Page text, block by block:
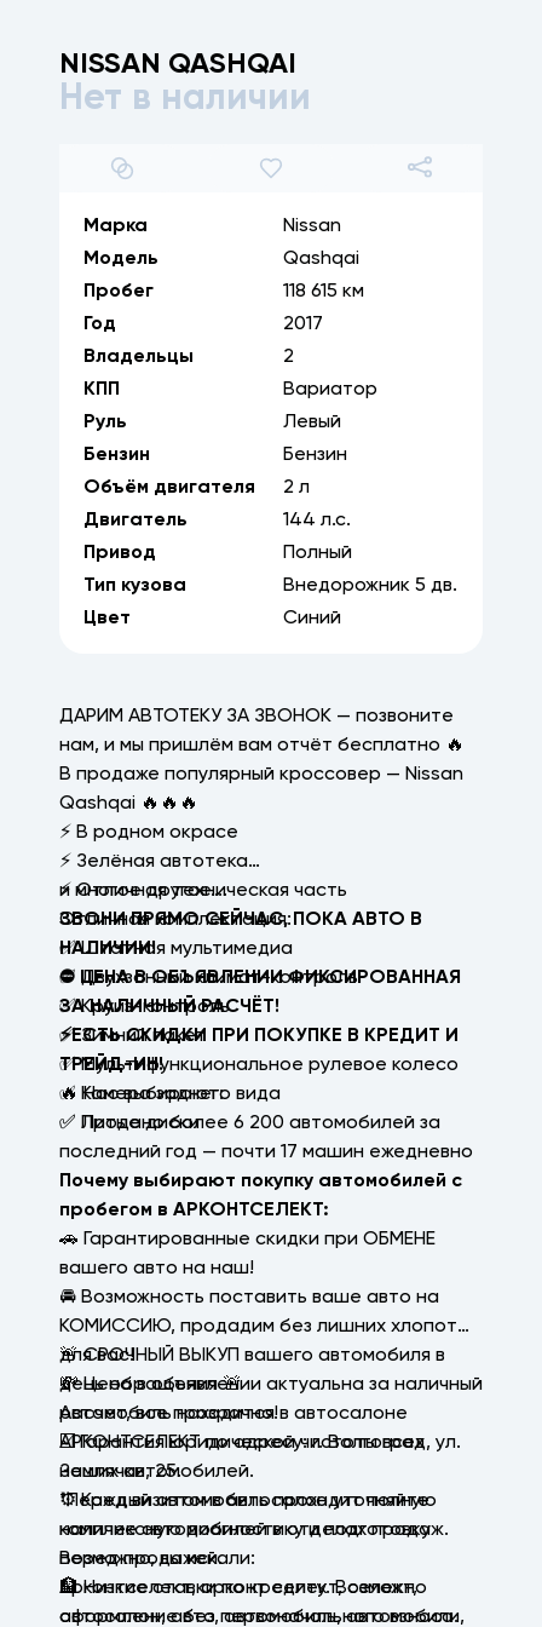
NISSAN QASHQAI
Нет в наличии
1/ 36
Марка
Nissan
Модель
Qashqai
Пробег
118 615 км
Год
2017
Владельцы
2
КПП
Вариатор
Руль
Левый
Бензин
Бензин
Объём двигателя
2 л
Двигатель
144 л.с.
Привод
Полный
Тип кузова
Внедорожник 5 дв.
Цвет
Синий
ДАРИМ АВТОТЕКУ ЗА ЗВОНОК — позвоните
нам, и мы пришлём вам отчёт бесплатно 🔥
В продаже популярный кроссовер — Nissan
Qashqai 🔥🔥🔥
⚡ В родном окрасе
⚡ Зелёная автотека
⚡ Отличная техническая часть
Отличная комплектация:
✅ Штатная мультимедиа
✅ Двухзонный климат-контроль
✅ Круиз-контроль
✅ Зимний пакет
✅ Мультифункциональное рулевое колесо
✅ Камера заднего вида
✅ Литые диски
и многое другое….
ЗВОНИ ПРЯМО СЕЙЧАС, ПОКА АВТО В
НАЛИЧИИ!
⛔ ЦЕНА В ОБЪЯВЛЕНИИ ФИКСИРОВАННАЯ
ЗА НАЛИЧНЫЙ РАСЧЁТ!
⚡ЕСТЬ СКИДКИ ПРИ ПОКУПКЕ В КРЕДИТ И
ТРЕЙД-ИН!
🔥 Нас выбирают:
✅ Продано более 6 200 автомобилей за
последний год — почти 17 машин ежедневно
Почему выбирают покупку автомобилей с
пробегом в АРКОНТСЕЛЕКТ:
🚗 Гарантированные скидки при ОБМЕНЕ
вашего авто на наш!
🚘 Возможность поставить ваше авто на
КОМИССИЮ, продадим без лишних хлопот
для вас!
💸 Цена в объявлении актуальна за наличный
расчет, все прозрачно!
☑️ Гарантия юридической чистоты всех
наших автомобилей.
⚙️ Каждый автомобиль проходит полную
комплексную диагностику и подготовку
перед продажей.
🏦 Низкие ставки по кредиту. Возможно
оформление без первоначального взноса.
🚨 СРОЧНЫЙ ВЫКУП вашего автомобиля в
день обращения 🚨
Автомобиль находится в автосалоне
АРКОНТСЕЛЕКТ по адресу: г. Волгоград, ул.
Землячки, 25.
*Перед визитом в автосалон уточняйте
наличие автомобилей в отделах продаж.
Возможно, вы искали:
Арконтселект, арконт селект, селект,
автосалон, авто, автомобиль, автомобили,